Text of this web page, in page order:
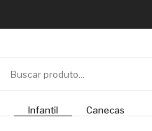
Infantil Canecas